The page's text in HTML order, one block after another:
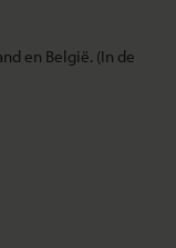
en België. (In de